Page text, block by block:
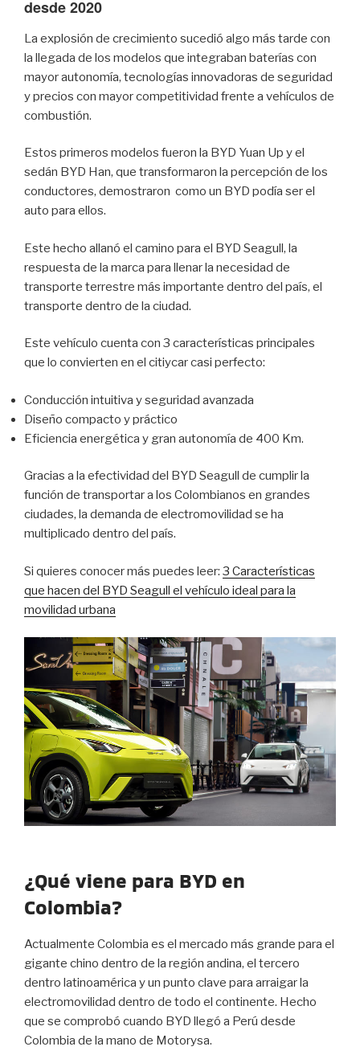
desde 2020
La explosión de crecimiento sucedió algo más tarde con
la llegada de los modelos que integraban baterías con
mayor autonomía, tecnologías innovadoras de seguridad
y precios con mayor competitividad frente a vehículos de
combustión.
Estos primeros modelos fueron la BYD Yuan Up y el
sedán BYD Han, que transformaron la percepción de los
conductores, demostraron como un BYD podía ser el
auto para ellos.
Este hecho allanó el camino para el BYD Seagull, la
respuesta de la marca para llenar la necesidad de
transporte terrestre más importante dentro del país, el
transporte dentro de la ciudad.
Este vehículo cuenta con 3 características principales
que lo convierten en el citiycar casi perfecto:
Conducción intuitiva y seguridad avanzada
Diseño compacto y práctico
Eficiencia energética y gran autonomía de 400 Km.
Gracias a la efectividad del BYD Seagull de cumplir la
función de transportar a los Colombianos en grandes
ciudades, la demanda de electromovilidad se ha
multiplicado dentro del país.
Si quieres conocer más puedes leer: 3 Características
que hacen del BYD Seagull el vehículo ideal para la
movilidad urbana
¿Qué viene para BYD en
Colombia?
Actualmente Colombia es el mercado más grande para el
gigante chino dentro de la región andina, el tercero
dentro latinoamérica y un punto clave para arraigar la
electromovilidad dentro de todo el continente. Hecho
que se comprobó cuando BYD llegó a Perú desde
Colombia de la mano de Motorysa.